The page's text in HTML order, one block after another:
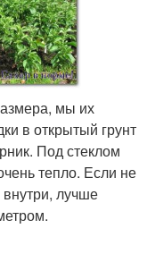
мы их
в открытый грунт
Под стеклом
тепло. Если не
внутри, лучше